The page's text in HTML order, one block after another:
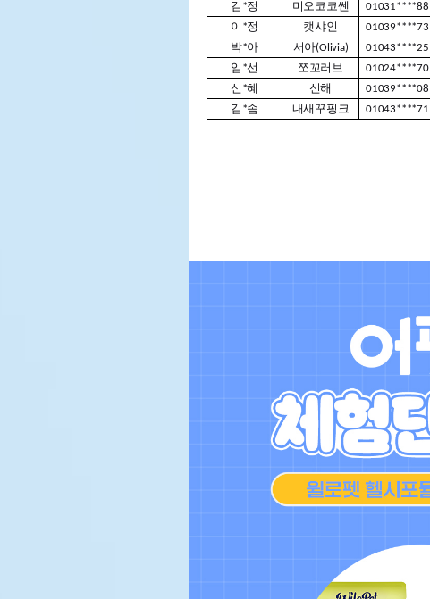
김*정
미오코코쎈 01031****88
이*정
캣샤인 01039****73
박*아
서아(Olivia) 01043****25
임*선
쪼꼬러브 01024****70
신*혜
신해 01039****08
김*솜
내새꾸핑크 01043****71